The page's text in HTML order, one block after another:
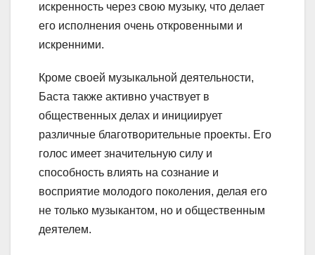
искренность через свою музыку, что делает
его исполнения очень откровенными и
искренними.
Кроме своей музыкальной деятельности,
Баста также активно участвует в
общественных делах и инициирует
различные благотворительные проекты. Его
голос имеет значительную силу и
способность влиять на сознание и
восприятие молодого поколения, делая его
не только музыкантом, но и общественным
деятелем.